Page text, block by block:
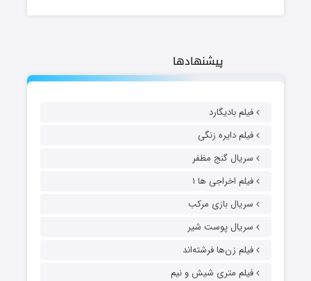
پیشنهادها
فیلم بادیگارد
فیلم دایره زنگی
سریال گنج مظفر
فیلم اخراجی ها ۱
سریال بازی مرکب
سریال پوست شیر
فیلم زن‌ها فرشته‌اند
فیلم متری شیش و نیم